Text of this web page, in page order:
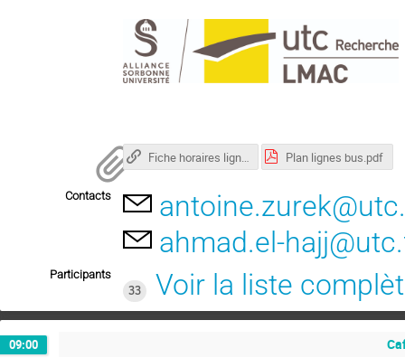
Fiche horaires ligne 5 Plan lignes bus.pdf
Contacts
ahmad.el-
Participants
33
Voir la liste
09:00